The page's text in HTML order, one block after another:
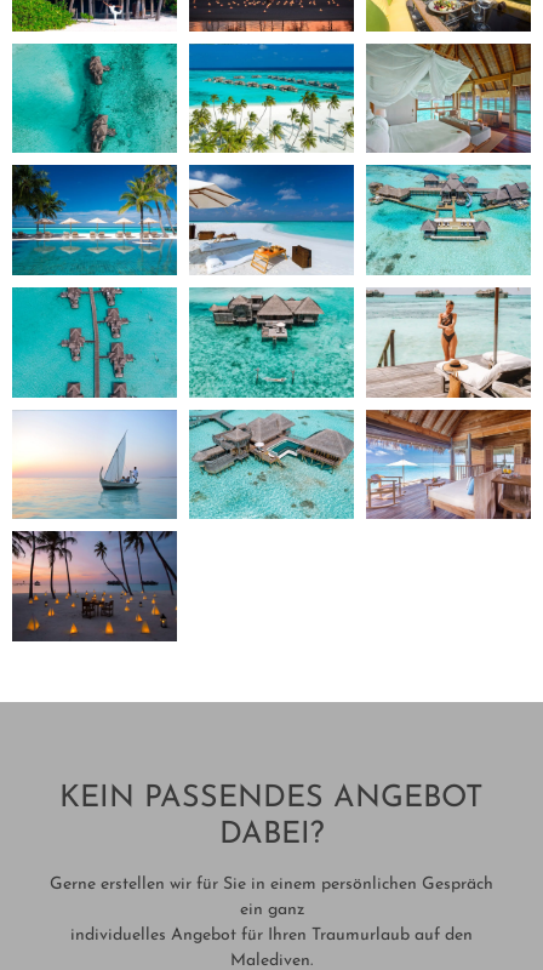
KEIN PASSENDES ANGEBOT
DABEI?
Gerne erstellen wir für Sie in einem persönlichen Gespräch
ein ganz
individuelles Angebot für Ihren Traumurlaub auf den
Malediven.